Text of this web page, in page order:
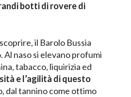
botti di rovere di
il Barolo Bussia
Al naso si elevano profumi
tabacco, liquirizia ed
e l’agilità di questo
dal tannino come ottimo